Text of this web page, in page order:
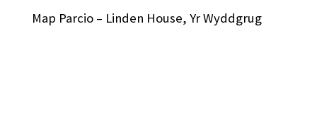
Map Parcio – Linden House, Yr Wyddgrug